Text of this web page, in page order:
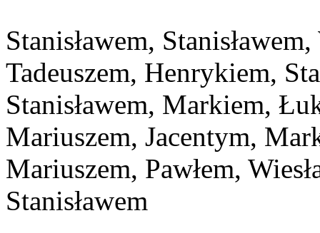
Stanisławem,
Tadeuszem, Henrykiem,
Stanisławem, Markiem,
Mariuszem, Jacentym,
Mariuszem, Pawłem,
Stanisławem